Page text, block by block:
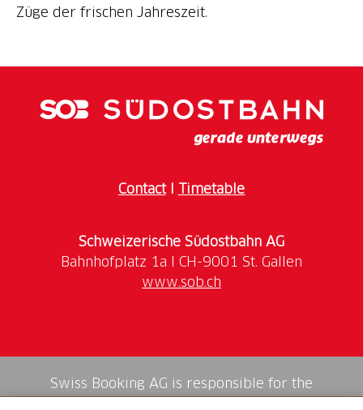
Züge der frischen Jahreszeit.
ContactI Timetable
Schweizerische Südostbahn AG
www.sob.ch
Swiss Booking AG is responsible for the